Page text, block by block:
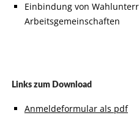
Einbindung von
Arbeitsgemeinschaften
Links zum Download
Anmeldeformular als pdf